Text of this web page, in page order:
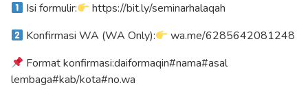
Isi formulir:
https://bit.ly/seminarhalaqah
Konfirmasi WA (WA Only):
wa.me/6285642081248
Format konfirmasi:daiformaqin#nama#asal
lembaga#kab/kota#no.wa